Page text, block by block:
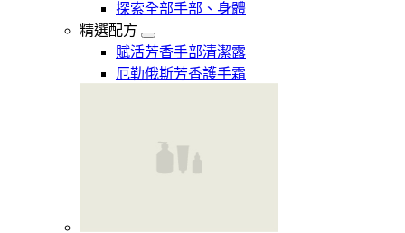
探索全部手部、身體
精選配方
賦活芳香手部清潔露
厄勒俄斯芳香護手霜